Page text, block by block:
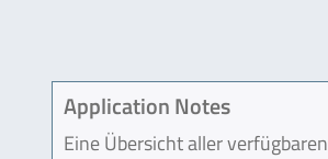
Application Notes
Eine Übersicht aller